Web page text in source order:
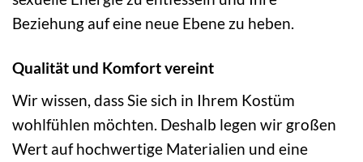
Beziehung auf eine neue Ebene zu heben.
Qualität und Komfort vereint
Wir wissen, dass Sie sich in Ihrem Kostüm
wohlfühlen möchten. Deshalb legen wir großen
Wert auf hochwertige Materialien und eine